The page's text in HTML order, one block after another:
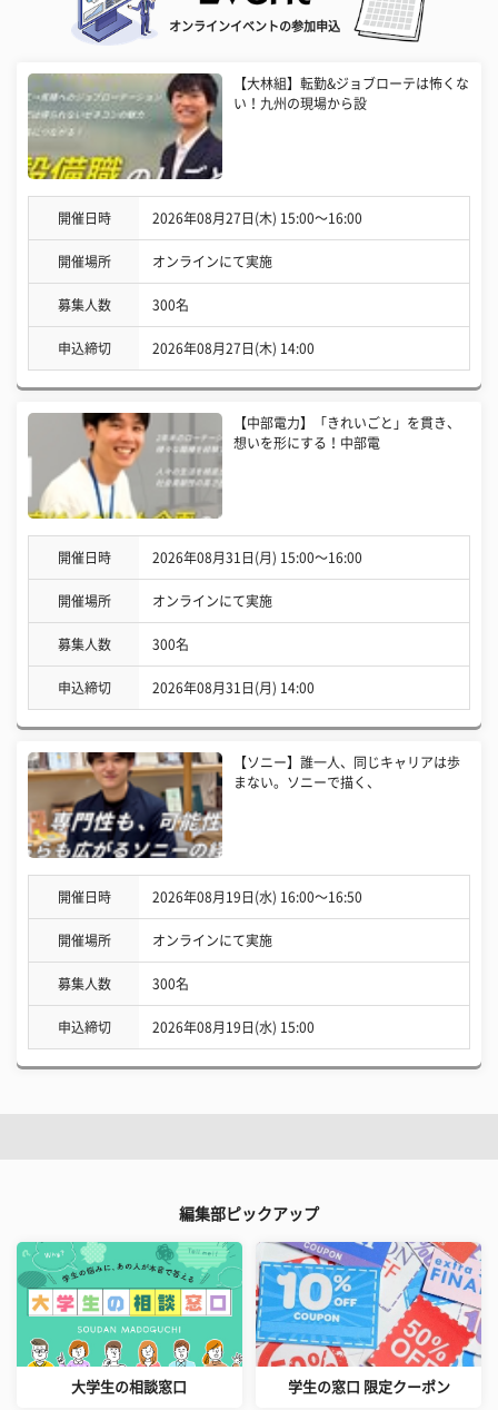
オンラインイベントの参加申込
【大林組】転勤&ジョブローテは怖くな
い！九州の現場から設
開催日時 2026年08月27日(木) 15:00〜16:00
開催場所 オンラインにて実施
募集人数 300名
申込締切 2026年08月27日(木) 14:00
【中部電力】「きれいごと」を貫き、
想いを形にする！中部電
開催日時 2026年08月31日(月) 15:00〜16:00
開催場所 オンラインにて実施
募集人数 300名
申込締切 2026年08月31日(月) 14:00
【ソニー】誰一人、同じキャリアは歩
まない。ソニーで描く、
開催日時 2026年08月19日(水) 16:00〜16:50
開催場所 オンラインにて実施
募集人数 300名
申込締切 2026年08月19日(水) 15:00
編集部ピックアップ
大学生の相談窓口 学生の窓口 限定クーポン